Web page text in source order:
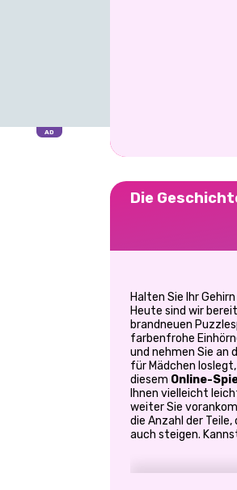
Die
Halten Sie Ihr
Heute sind wir
brandneuen
farbenfrohe
und nehmen Sie an
für Mädchen
diesem Online-
Ihnen vielleicht
weiter Sie
die Anzahl der
auch steigen.